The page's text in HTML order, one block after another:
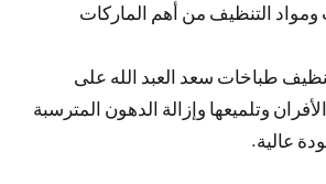
ومواد التنظيف من أهم الماركات
طباخات سعد العبد الله على
وتلميعها وإزالة الدهون المترسبة
عالية.